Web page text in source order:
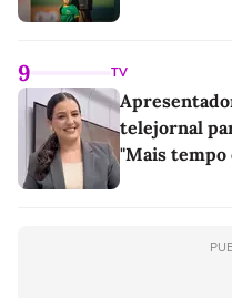
9 TV
telejornal
"Mais tempo